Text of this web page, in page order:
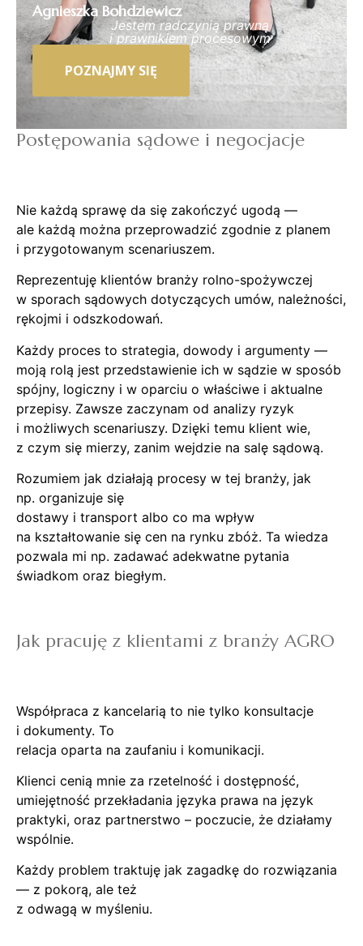
Agnieszka Bohdziewicz
Jestem radczynią prawną
i prawnikiem procesowym
POZNAJMY SIĘ
Postępowania sądowe i negocjacje
Nie każdą sprawę da się zakończyć ugodą —
ale każdą można przeprowadzić zgodnie z planem
i przygotowanym scenariuszem.
Reprezentuję klientów branży rolno-spożywczej
w sporach sądowych dotyczących umów, należności,
rękojmi i odszkodowań.
Każdy proces to strategia, dowody i argumenty —
moją rolą jest przedstawienie ich w sądzie w sposób
spójny, logiczny i w oparciu o właściwe i aktualne
przepisy. Zawsze zaczynam od analizy ryzyk
i możliwych scenariuszy. Dzięki temu klient wie,
z czym się mierzy, zanim wejdzie na salę sądową.
Rozumiem jak działają procesy w tej branży, jak
np. organizuje się
dostawy i transport albo co ma wpływ
na kształtowanie się cen na rynku zbóż. Ta wiedza
pozwala mi np. zadawać adekwatne pytania
świadkom oraz biegłym.
Jak pracuję z klientami z branży AGRO
Współpraca z kancelarią to nie tylko konsultacje
i dokumenty. To
relacja oparta na zaufaniu i komunikacji.
Klienci cenią mnie za rzetelność i dostępność,
umiejętność przekładania języka prawa na język
praktyki, oraz partnerstwo – poczucie, że działamy
wspólnie.
Każdy problem traktuję jak zagadkę do rozwiązania
— z pokorą, ale też
z odwagą w myśleniu.